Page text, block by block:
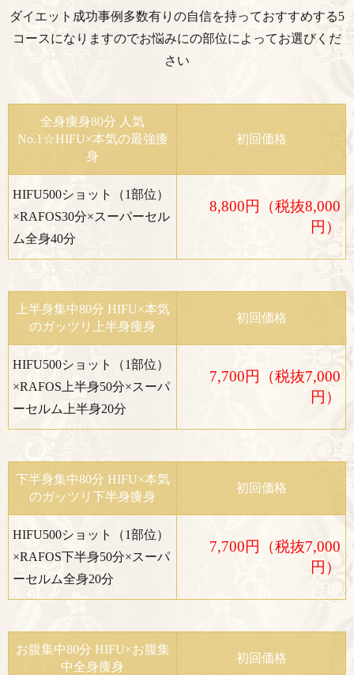
ダイエット成功事例多数有りの自信を持っておすすめする5
コースになりますのでお悩みにの部位によってお選びくだ
さい
全身痩身80分 人気
No.1☆HIFU×本気の最強痩
身
初回価格
HIFU500ショット（1部位）
×RAFOS30分×スーパーセル
ム全身40分
8,800円（税抜8,000
円）
上半身集中80分 HIFU×本気
のガッツリ上半身痩身
初回価格
HIFU500ショット（1部位）
×RAFOS上半身50分×スーパ
ーセルム上半身20分
7,700円（税抜7,000
円）
下半身集中80分 HIFU×本気
のガッツリ下半身痩身
初回価格
HIFU500ショット（1部位）
×RAFOS下半身50分×スーパ
ーセルム全身20分
7,700円（税抜7,000
円）
お腹集中80分 HIFU×お腹集
中全身痩身
初回価格